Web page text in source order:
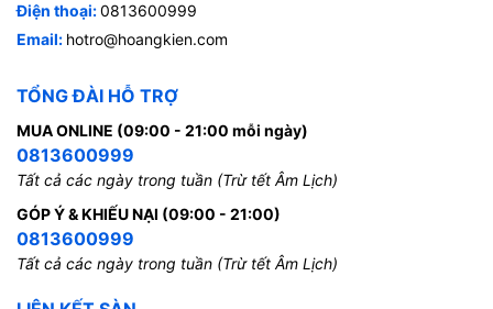
Điện thoại:0813600999
Email: hotro@hoangkien.com
TỔNG ĐÀI HỖ TRỢ
MUA ONLINE (09:00 - 21:00 mỗi ngày)
0813600999
Tất cả các ngày trong tuần (Trừ tết Âm Lịch)
GÓP Ý & KHIẾU NẠI (09:00 - 21:00)
0813600999
Tất cả các ngày trong tuần (Trừ tết Âm Lịch)